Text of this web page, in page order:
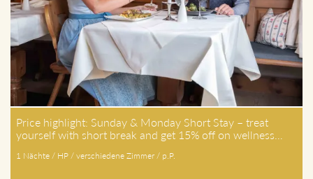
Price highlight: Sunday & Monday Short Stay – treat
yourself with short break and get 15% off on wellness…
1 Nächte / HP / verschiedene Zimmer / p.P.